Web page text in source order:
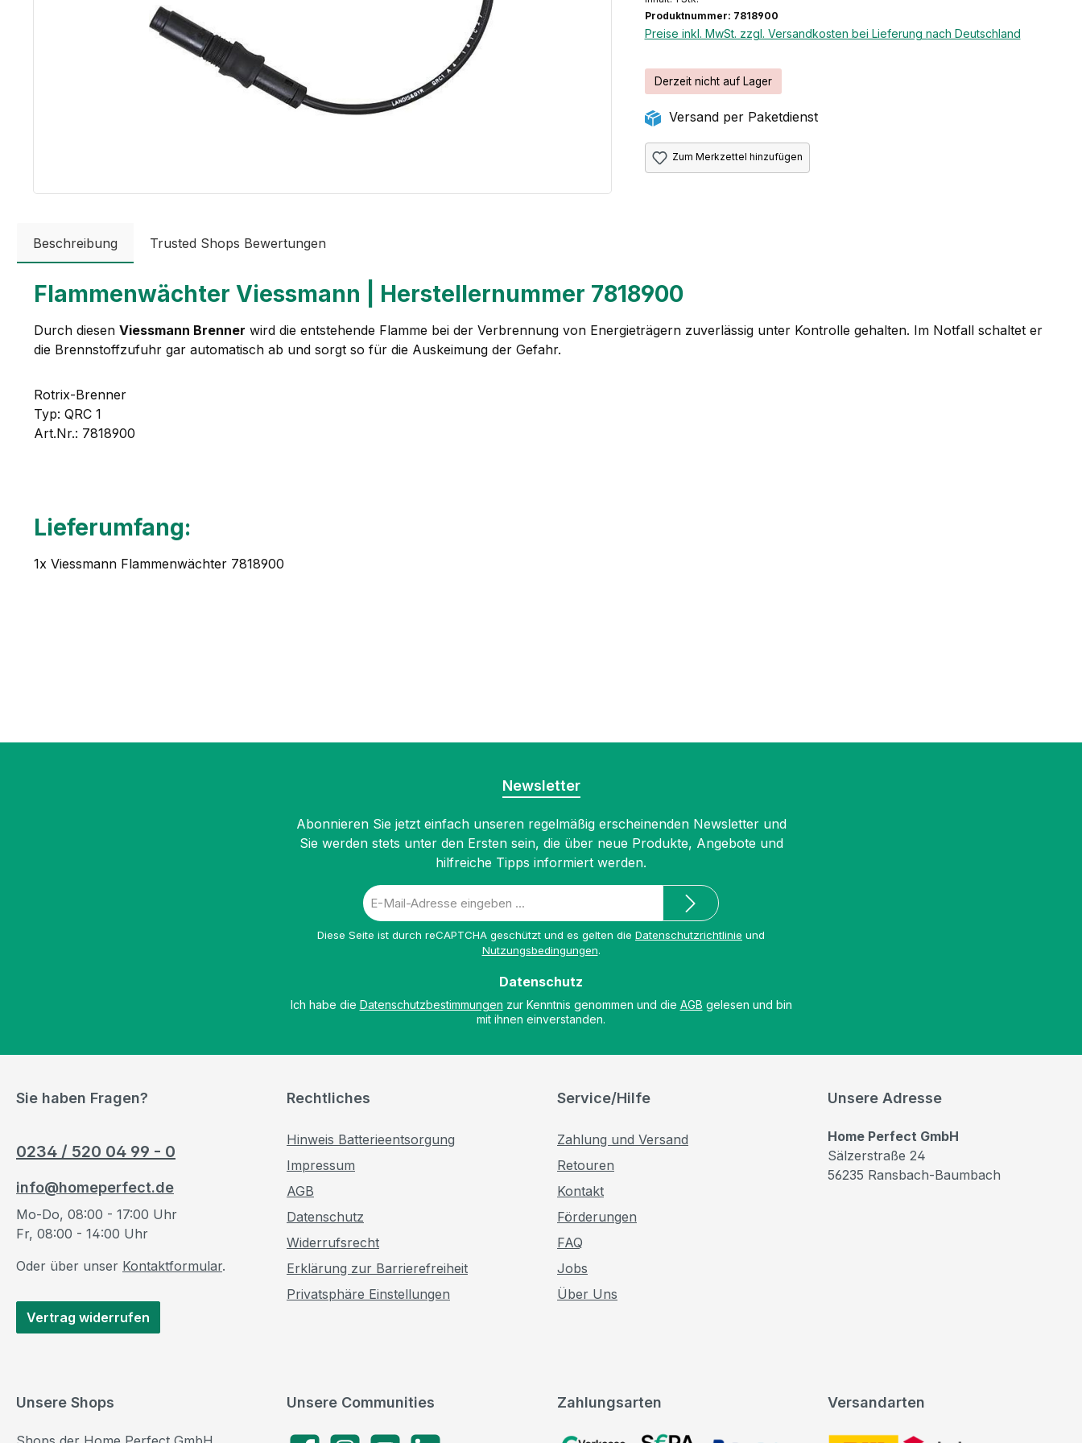
Produktnummer: 7818900
Preise inkl. MwSt. zzgl. Versandkosten bei Lieferung nach Deutschland
Derzeit nicht auf Lager
Versand per Paketdienst
Zum Merkzettel hinzufügen
Beschreibung Trusted Shops Bewertungen
Flammenwächter Viessmann | Herstellernummer 7818900
Durch diesen Viessmann Brenner wird die entstehende Flamme bei der Verbrennung von Energieträgern zuverlässig unter Kontrolle gehalten. Im Notfall schaltet er
die Brennstoffzufuhr gar automatisch ab und sorgt so für die Auskeimung der Gefahr.
Rotrix-Brenner
Typ: QRC 1
Art.Nr.: 7818900
Lieferumfang:
1x Viessmann Flammenwächter 7818900
Newsletter
Abonnieren Sie jetzt einfach unseren regelmäßig erscheinenden Newsletter und
Sie werden stets unter den Ersten sein, die über neue Produkte, Angebote und
hilfreiche Tipps informiert werden.
E-
Mail-
Diese Seite ist durch reCAPTCHA geschützt und es gelten die Datenschutzrichtlinie und
Nutzungsbedingungen.
Datenschutz
Ich habe die Datenschutzbestimmungen zur Kenntnis genommen und die AGB gelesen und bin
mit ihnen einverstanden.
Sie haben Fragen?
0234 / 520 04 99 - 0
info@homeperfect.de
Mo-Do, 08:00 - 17:00 Uhr
Fr, 08:00 - 14:00 Uhr
Oder über unser Kontaktformular.
Vertrag widerrufen
Rechtliches
Hinweis Batterieentsorgung
Impressum
AGB
Datenschutz
Widerrufsrecht
Erklärung zur Barrierefreiheit
Privatsphäre Einstellungen
Service/Hilfe
Zahlung und Versand
Retouren
Kontakt
Förderungen
FAQ
Jobs
Über Uns
Zahlungsarten Versandarten
Unsere Adresse
Home Perfect GmbH
Sälzerstraße 24
56235 Ransbach-Baumbach
Unsere Communities
Unsere Shops